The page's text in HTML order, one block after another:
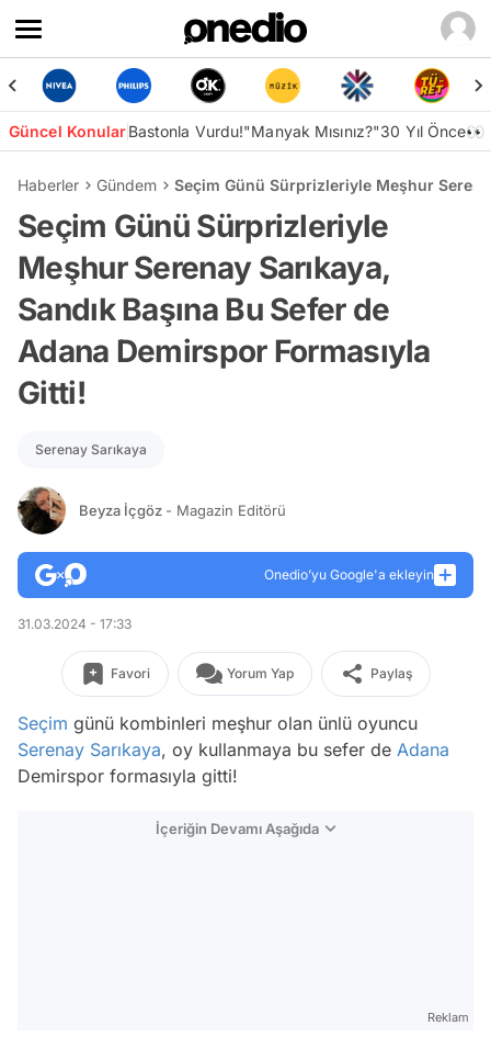
Güncel KonularBastonla Vurdu!"Manyak Mısınız?"30 Yıl Önce👀
Haberler Gündem Seçim Günü Sürprizleriyle Meşhur
Seçim Günü Sürprizleriyle
Meşhur Serenay Sarıkaya,
Sandık Başına Bu Sefer de
Adana Demirspor Formasıyla
Gitti!
Serenay Sarıkaya
Beyza İçgöz - Magazin Editörü
Onedio’yu Google'a ekleyin
31.03.2024 - 17:33
Favori Yorum Yap Paylaş
Seçim günü kombinleri meşhur olan ünlü oyuncu
Serenay Sarıkaya, oy kullanmaya bu sefer de Adana
Demirspor formasıyla gitti!
İçeriğin Devamı Aşağıda
Reklam